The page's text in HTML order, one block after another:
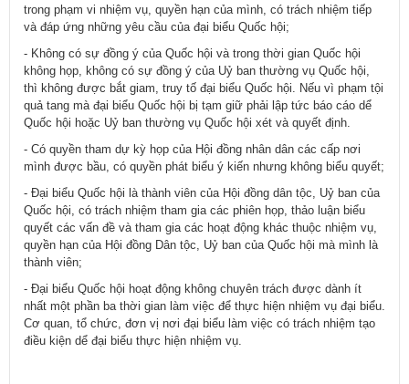
trong phạm vi nhiệm vụ, quyền hạn của mình, có trách nhiệm tiếp
và đáp ứng những yêu cầu của đại biểu Quốc hội;
- Không có sự đồng ý của Quốc hội và trong thời gian Quốc hội
không họp, không có sự đồng ý của Uỷ ban thường vụ Quốc hội,
thì không được bắt giam, truy tố đại biểu Quốc hội. Nếu vì phạm tội
quả tang mà đại biểu Quốc hội bị tạm giữ phải lập tức báo cáo dể
Quốc hội hoặc Uỷ ban thường vụ Quốc hội xét và quyết định.
- Có quyền tham dự kỳ họp của Hội đồng nhân dân các cấp nơi
mình được bầu, có quyền phát biểu ý kiến nhưng không biểu quyết;
- Đại biểu Quốc hội là thành viên của Hội đồng dân tộc, Uỷ ban của
Quốc hội, có trách nhiệm tham gia các phiên họp, thảo luận biểu
quyết các vấn đề và tham gia các hoạt động khác thuộc nhiệm vụ,
quyền hạn của Hội đồng Dân tộc, Uỷ ban của Quốc hội mà mình là
thành viên;
- Đại biểu Quốc hội hoạt động không chuyên trách được dành ít
nhất một phần ba thời gian làm việc để thực hiện nhiệm vụ đại biểu.
Cơ quan, tổ chức, đơn vị nơi đại biểu làm việc có trách nhiệm tạo
điều kiện dể đại biểu thực hiện nhiệm vụ.